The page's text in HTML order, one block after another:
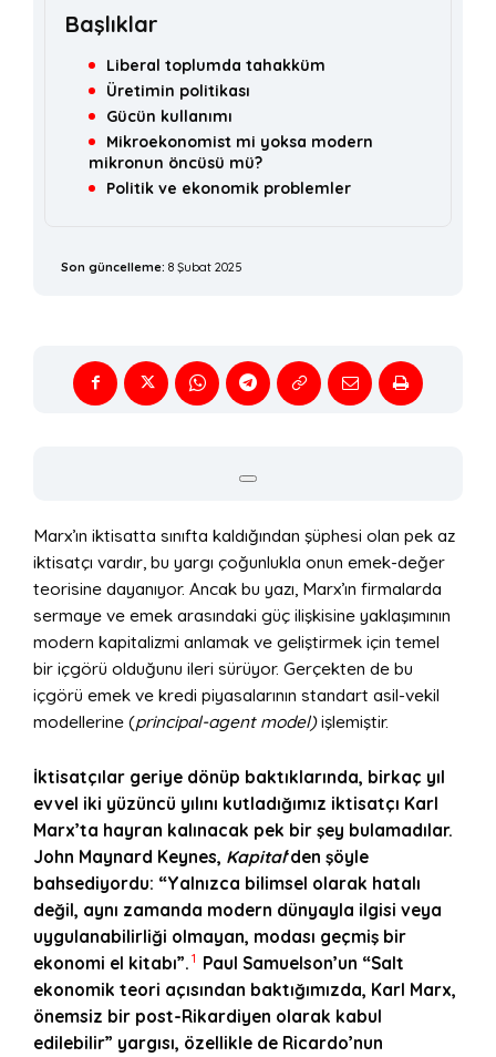
Başlıklar
Liberal toplumda tahakküm
Üretimin politikası
Gücün kullanımı
Mikroekonomist mi yoksa modern
mikronun öncüsü mü?
Politik ve ekonomik problemler
Son güncelleme: 8 Şubat 2025
Marx’ın iktisatta sınıfta kaldığından şüphesi olan pek az
iktisatçı vardır, bu yargı çoğunlukla onun emek-değer
teorisine dayanıyor. Ancak bu yazı, Marx’ın firmalarda
sermaye ve emek arasındaki güç ilişkisine yaklaşımının
modern kapitalizmi anlamak ve geliştirmek için temel
bir içgörü olduğunu ileri sürüyor. Gerçekten de bu
içgörü emek ve kredi piyasalarının standart asil-vekil
modellerine (principal-agent model)işlemiştir.
İktisatçılar geriye dönüp baktıklarında, birkaç yıl
evvel iki yüzüncü yılını kutladığımız iktisatçı Karl
Marx’ta hayran kalınacak pek bir şey bulamadılar.
John Maynard Keynes, Kapital‘den şöyle
bahsediyordu: “Yalnızca bilimsel olarak hatalı
değil, aynı zamanda modern dünyayla ilgisi veya
uygulanabilirliği olmayan, modası geçmiş bir
ekonomi el kitabı”. 1 Paul Samuelson’un “Salt
ekonomik teori açısından baktığımızda, Karl Marx,
önemsiz bir post-Rikardiyen olarak kabul
edilebilir” yargısı, özellikle de Ricardo’nun